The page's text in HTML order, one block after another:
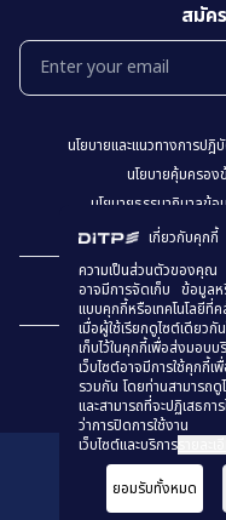
เกี่ยวกับคุกกี้
ความเป็นส่วนตัวของคุ
อาจมีการจัดเก็บ ข้อมูลห
แบบคุกกี้หรือเทคโนโลยีที่
เมื่อผู้ใช้เรียกดูไซต์เดียว
เก็บไว้ในคุกกี้เพื่อส่งมอ
เว็บไซต์อาจมีการใช้คุกกี้
รวมกัน โดยท่านสามารถ
และสามารถที่จะปฏิเสธ
ว่าการปิดการใช้งาน คุ
เว็บไซต์และบริการ
ยอมรับทั้งหมด
สมัค
นโยบายเเละเเนวทางการ
นโยบายคุ้มครอ
นโยบายธรรมาภิบาลข้
นโยบายเว็บไซต์ (Website
สงวนลิขสิทธิ์©